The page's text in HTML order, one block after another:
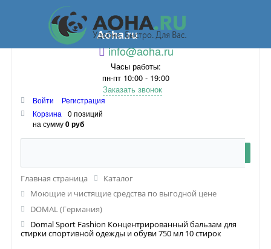
Aoha.ru
info@aoha.ru
Часы работы:
пн-пт 10:00 - 19:00
Заказать звонок
Войти
Регистрация
Корзина
0 позиций
на сумму0 руб
Главная страница
Каталог
Моющие и чистящие средства по выгодной цене
DOMAL (Германия)
Domal Sport Fashion Концентрированный бальзам для
стирки спортивной одежды и обуви 750 мл 10 стирок